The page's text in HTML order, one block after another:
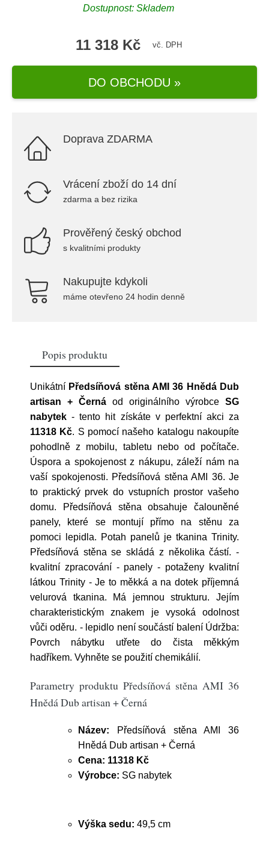
Dostupnost: Skladem
11 318 Kč vč. DPH
DO OBCHODU »
Doprava ZDARMA
Vrácení zboží do 14 dní
zdarma a bez rizika
Prověřený český obchod
s kvalitními produkty
Nakupujte kdykoli
máme otevřeno 24 hodin denně
Popis produktu
Unikátní Předsíňová stěna AMI 36 Hnědá Dub
artisan + Černá od originálního výrobce SG
nabytek - tento hit získáte v perfektní akci za
11318 Kč. S pomocí našeho katalogu nakoupíte
pohodlně z mobilu, tabletu nebo od počítače.
Úspora a spokojenost z nákupu, záleží nám na
vaší spokojenosti. Předsíňová stěna AMI 36. Je
to praktický prvek do vstupních prostor vašeho
domu. Předsíňová stěna obsahuje čalouněné
panely, které se montují přímo na stěnu za
pomoci lepidla. Potah panelů je tkanina Trinity.
Předsíňová stěna se skládá z několika částí. -
kvalitní zpracování - panely - potaženy kvalitní
látkou Trinity - Je to měkká a na dotek příjemná
velurová tkanina. Má jemnou strukturu. Jejím
charakteristickým znakem je vysoká odolnost
vůči oděru. - lepidlo není součástí balení Údržba:
Povrch nábytku utřete do čista měkkým
hadříkem. Vyhněte se použití chemikálií.
Parametry produktu Předsíňová stěna AMI 36
Hnědá Dub artisan + Černá
Název: Předsíňová stěna AMI 36
Hnědá Dub artisan + Černá
Cena: 11318 Kč
Výrobce: SG nabytek
Výška sedu: 49,5 cm